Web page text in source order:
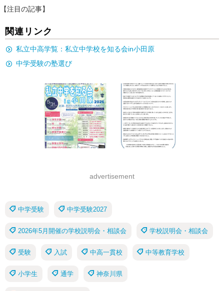
【注目の記事】
関連リンク
私立中高学覧：私立中学校を知る会in小田原
中学受験の塾選び
advertisement
中学受験 中学受験2027
2026年5月開催の学校説明会・相談会 学校説明会・相談会
受験 入試 中高一貫校 中等教育学校
小学生 通学 神奈川県